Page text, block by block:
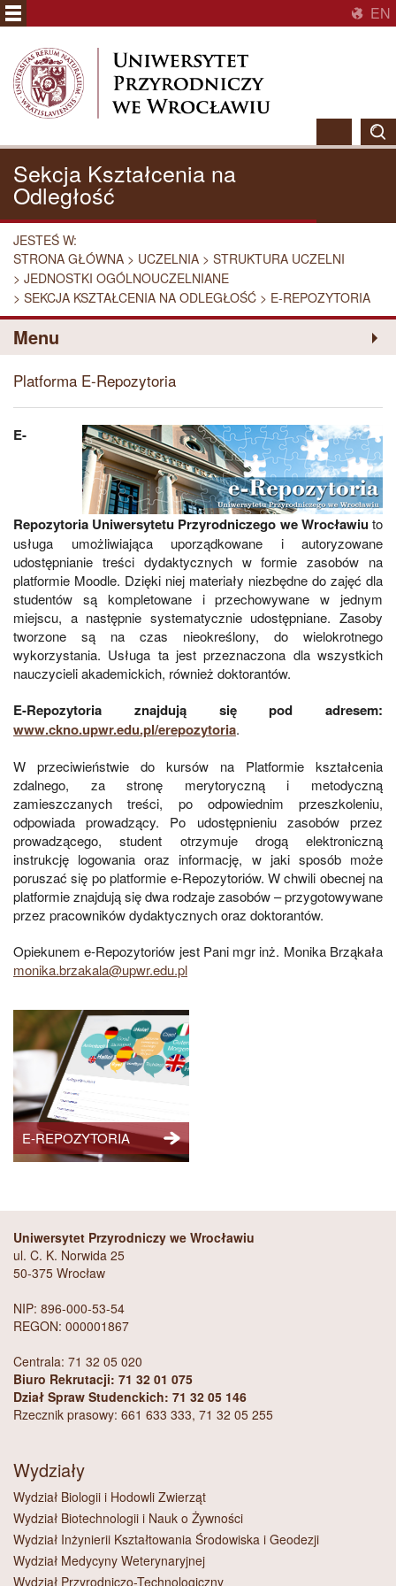
EN
Sekcja Kształcenia na
Odległość
JESTEŚ W:
STRONA GŁÓWNA
UCZELNIA
STRUKTURA UCZELNI
JEDNOSTKI OGÓLNOUCZELNIANE
SEKCJA KSZTAŁCENIA NA ODLEGŁOŚĆ
E-REPOZYTORIA
Menu
Platforma E-Repozytoria
E-
Repozytoria Uniwersytetu Przyrodniczego we Wrocławiuto
usługa umożliwiająca uporządkowane i autoryzowane
udostępnianie treści dydaktycznych w formie zasobów na
platformie Moodle. Dzięki niej materiały niezbędne do zajęć dla
studentów są kompletowane i przechowywane w jednym
miejscu, a następnie systematycznie udostępniane. Zasoby
tworzone są na czas nieokreślony, do wielokrotnego
wykorzystania. Usługa ta jest przeznaczona dla wszystkich
nauczycieli akademickich, również doktorantów.
E-Repozytoria znajdują się pod adresem:
www.ckno.upwr.edu.pl/erepozytoria.
W przeciwieństwie do kursów na Platformie kształcenia
zdalnego, za stronę merytoryczną i metodyczną
zamieszczanych treści, po odpowiednim przeszkoleniu,
odpowiada prowadzący. Po udostępnieniu zasobów przez
prowadzącego, student otrzymuje drogą elektroniczną
instrukcję logowania oraz informację, w jaki sposób może
poruszać się po platformie e-Repozytoriów. W chwili obecnej na
platformie znajdują się dwa rodzaje zasobów – przygotowywane
przez pracowników dydaktycznych oraz doktorantów.
Opiekunem e-Repozytoriów jest Pani mgr inż. Monika Brząkała
monika.brzakala@upwr.edu.pl
E-REPOZYTORIA
Uniwersytet Przyrodniczy we Wrocławiu
ul. C. K. Norwida 25
50-375 Wrocław
NIP: 896-000-53-54
REGON: 000001867
Centrala: 71 32 05 020
Biuro Rekrutacji: 71 32 01 075
Dział Spraw Studenckich: 71 32 05 146
Rzecznik prasowy: 661 633 333, 71 32 05 255
Wydziały
Wydział Biologii i Hodowli Zwierząt
Wydział Biotechnologii i Nauk o Żywności
Wydział Inżynierii Kształtowania Środowiska i Geodezji
Wydział Medycyny Weterynaryjnej
Wydział Przyrodniczo-Technologiczny